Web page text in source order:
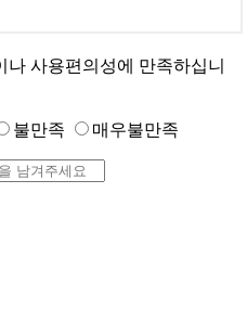
사용편의성에 만족하십니
불만족 매우불만족